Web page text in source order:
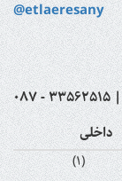
@etlaeresany
087 - 33562515
داخلی
(1)